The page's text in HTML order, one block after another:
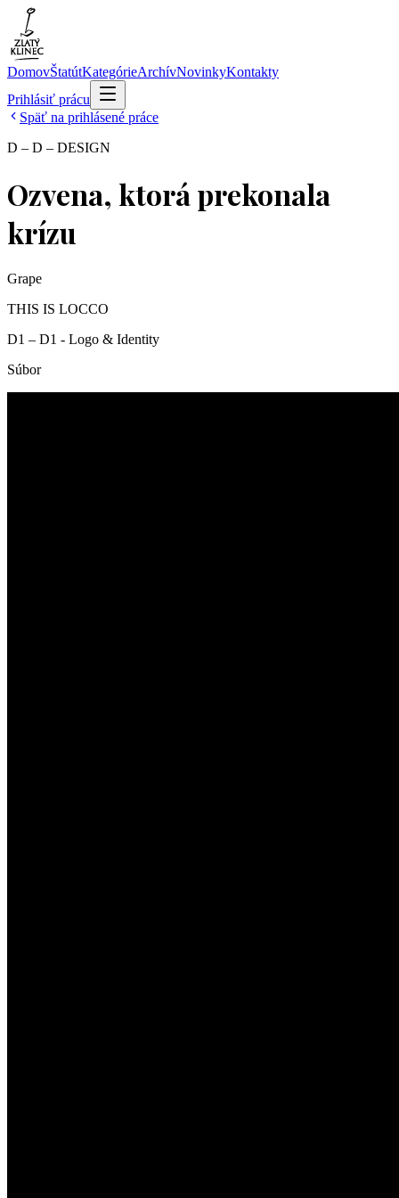
DomovŠtatútKategórieArchívNovinkyKontakty
Prihlásiť prácu
Späť na prihlásené práce
D – D – DESIGN
Ozvena, ktorá prekonala
krízu
Grape
THIS IS LOCCO
D1 – D1 - Logo & Identity
Súbor